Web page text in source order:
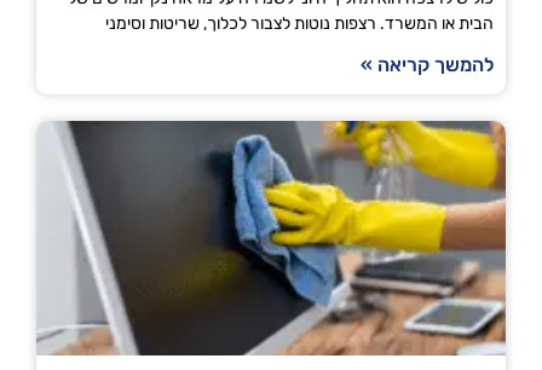
הבית או המשרד. רצפות נוטות לצבור לכלוך, שריטות וסימני
להמשך קריאה »